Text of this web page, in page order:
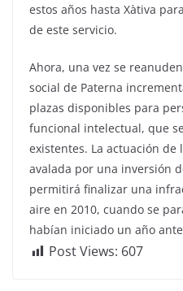
estos años hasta Xàtiva
de este servicio.
Ahora, una vez se
social de Paterna
plazas disponibles para
funcional intelectual, que
existentes. La actuación
avalada por una inversión
permitirá finalizar una
aire en 2010, cuando se
habían iniciado un año
Post Views: 607